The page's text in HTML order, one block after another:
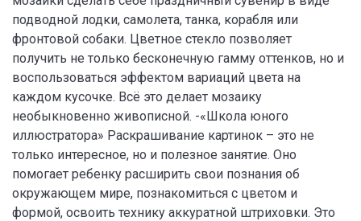
подводной лодки, самолета, танка, корабля или
фронтовой собаки. Цветное стекло позволяет
получить не только бесконечную гамму оттенков, но и
воспользоваться эффектом вариаций цвета на
каждом кусочке. Всё это делает мозаику
необыкновенно живописной. -«Школа юного
иллюстратора» Раскрашивание картинок – это не
только интересное, но и полезное занятие. Оно
помогает ребенку расширить свои познания об
окружающем мире, познакомиться с цветом и
формой, освоить технику аккуратной штриховки. Это